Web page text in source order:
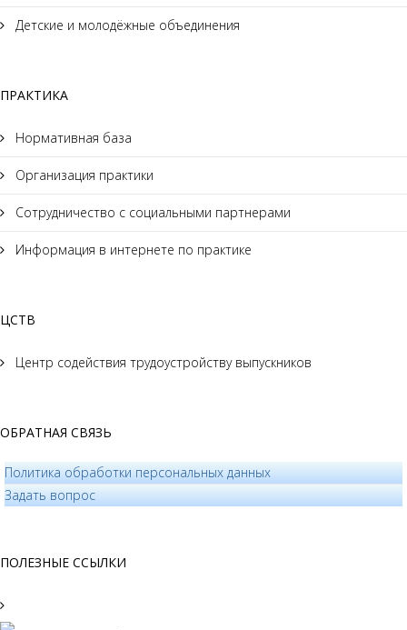
Детские и молодёжные объединения
ПРАКТИКА
Нормативная база
Организация практики
Сотрудничество с социальными партнерами
Информация в интернете по практике
ЦСТВ
Центр содействия трудоустройству выпускников
ОБРАТНАЯ СВЯЗЬ
Политика обработки персональных данных
­Задать вопрос
ПОЛЕЗНЫЕ ССЫЛКИ